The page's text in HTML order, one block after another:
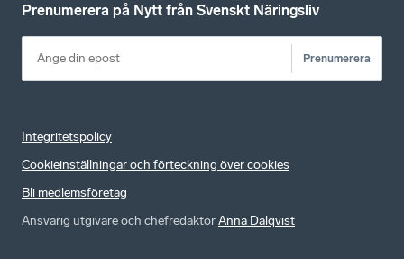
Prenumerera på Nytt från Svenskt Näringsliv
Prenumerera
Integritetspolicy
Cookieinställningar och förteckning över cookies
Bli medlemsföretag
Ansvarig utgivare och chefredaktörAnna Dalqvist